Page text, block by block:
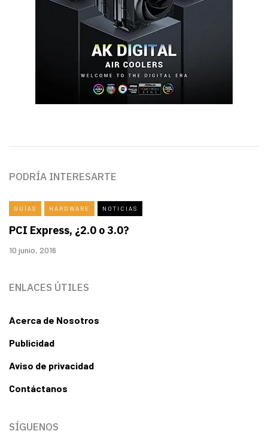
PODRÍA INTERESARTE
GUÍAS HARDWARE NOTICIAS
PCI Express, ¿2.0 o 3.0?
10 junio, 2016
ENLACES ÚTILES
Acerca de Nosotros
Publicidad
Aviso de privacidad
Contáctanos
SÍGUENOS